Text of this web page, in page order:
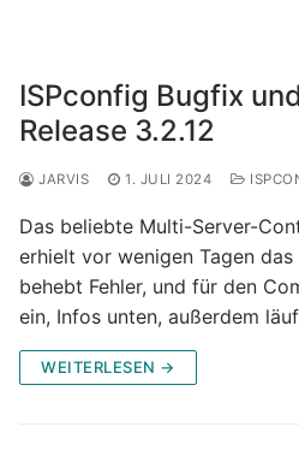
ISPconfig Bugfix
Release 3.2.12
JARVIS 1. JULI 2024
Das beliebte Multi-Server-
erhielt vor wenigen Tagen das
behebt Fehler, und für den
ein, Infos unten, außerdem
WEITERLESEN →